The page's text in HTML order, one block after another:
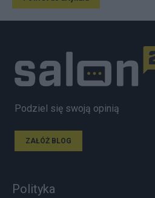
Podziel się swoją opinią
ZAŁÓŻ BLOG
Polityka